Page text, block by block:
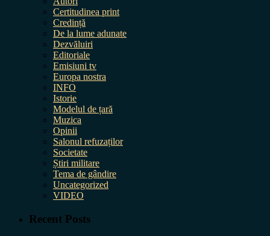
Certitudinea print
Credință
De la lume adunate
Dezvăluiri
Editoriale
Emisiuni tv
Europa nostra
INFO
Istorie
Modelul de țară
Muzica
Opinii
Salonul refuzaților
Societate
Știri militare
Tema de gândire
Uncategorized
VIDEO
Recent Posts